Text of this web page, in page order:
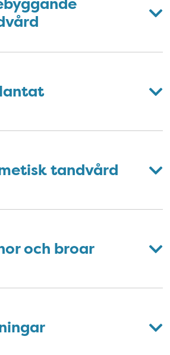
tandvård
och broar